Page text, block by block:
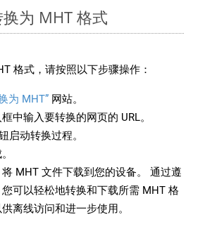
为 MHT 格式
格式，请按照以下步骤操作：
为 MHT” 网站。
中输入要转换的网页的 URL。
启动转换过程。
MHT 文件下载到您的设备。 通过遵
可以轻松地转换和下载所需 MHT 格
离线访问和进一步使用。